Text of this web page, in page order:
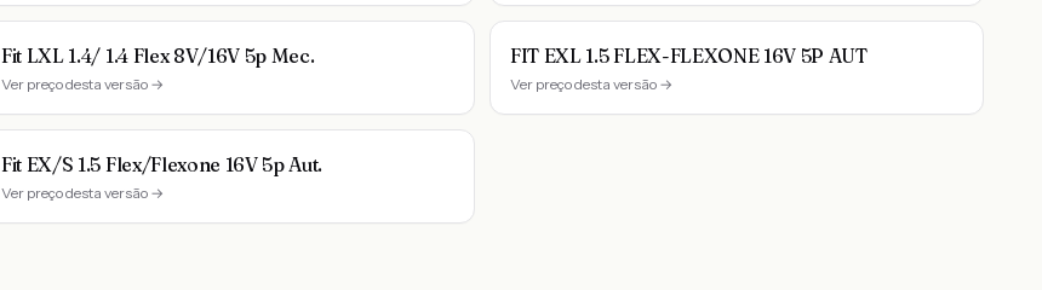
Fit LXL 1.4/ 1.4 Flex 8V/16V 5p Mec.
Ver preço desta versão →
FIT EXL 1.5 FLEX-FLEXONE 16V 5P AUT
Ver preço desta versão →
Fit EX/S 1.5 Flex/Flexone 16V 5p Aut.
Ver preço desta versão →